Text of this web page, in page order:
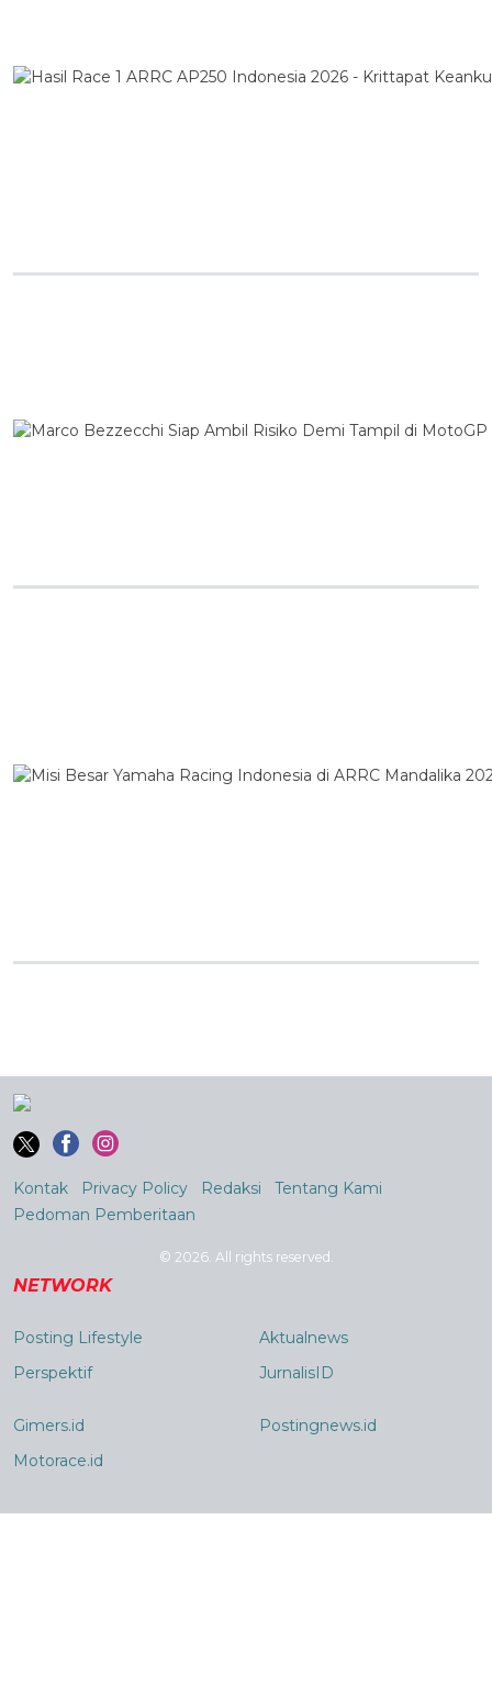
Kontak Privacy Policy Redaksi
Tentang Kami
Pedoman Pemberitaan
© 2026. All rights reserved.
NETWORK
Posting Lifestyle
Perspektif
Aktualnews
JurnalisID
Gimers.id
Motorace.id
Postingnews.id